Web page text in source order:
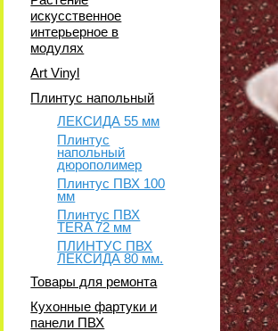
искусственное
интерьерное в
модулях
Art Vinyl
Плинтус напольный
ЛЕКСИДА 55 мм
Плинтус
напольный
дюрополимер
Плинтус ПВХ 100
мм
Плинтус ПВХ
TERA 72 мм
ПЛИНТУС ПВХ
ЛЕКСИДА 80 мм.
Товары для ремонта
Кухонные фартуки и
панели ПВХ